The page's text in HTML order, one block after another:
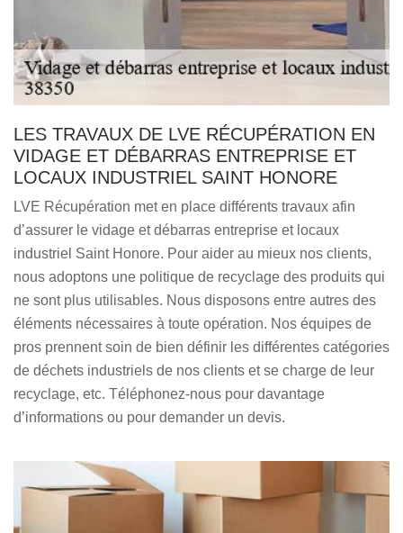
LES TRAVAUX DE LVE RÉCUPÉRATION EN
VIDAGE ET DÉBARRAS ENTREPRISE ET
LOCAUX INDUSTRIEL SAINT HONORE
LVE Récupération met en place différents travaux afin
d’assurer le vidage et débarras entreprise et locaux
industriel Saint Honore. Pour aider au mieux nos clients,
nous adoptons une politique de recyclage des produits qui
ne sont plus utilisables. Nous disposons entre autres des
éléments nécessaires à toute opération. Nos équipes de
pros prennent soin de bien définir les différentes catégories
de déchets industriels de nos clients et se charge de leur
recyclage, etc. Téléphonez-nous pour davantage
d’informations ou pour demander un devis.